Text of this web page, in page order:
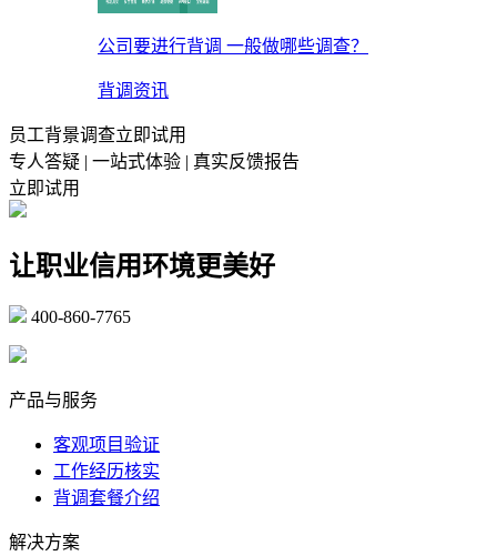
公司要进行背调 一般做哪些调查？
背调资讯
员工背景调查立即试用
专人答疑 | 一站式体验 | 真实反馈报告
立即试用
让职业信用环境更美好
400-860-7765
产品与服务
客观项目验证
工作经历核实
背调套餐介绍
解决方案